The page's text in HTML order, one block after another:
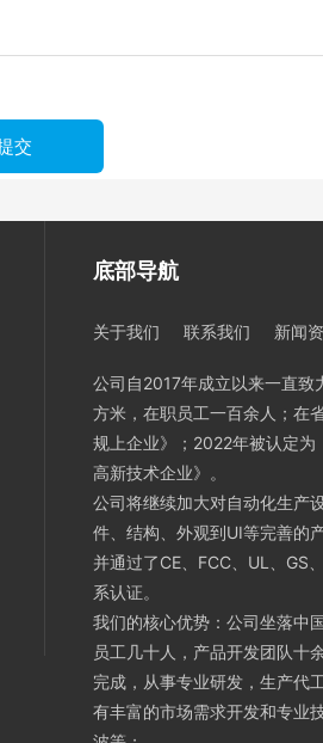
底部导航
关于我们 联系我们 新闻
公司自2017年成立以来一直
方米，在职员工一百余人；在
规上企业》；2022年被认定为
高新技术企业》。
公司将继续加大对自动化生产
件、结构、外观到UI等完善的
并通过了CE、FCC、UL、
系认证。
我们的核心优势：公司坐落中
员工几十人，产品开发团队十
完成，从事专业研发，生产代
有丰富的市场需求开发和专业